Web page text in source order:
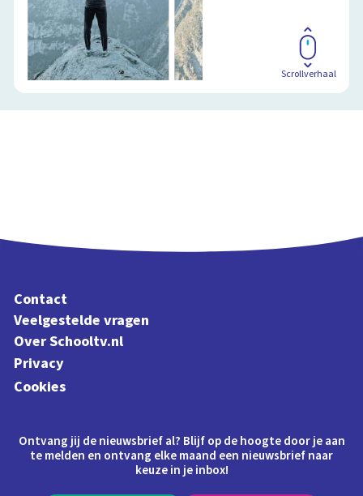
Scrollverhaal
Contact
Veelgestelde vragen
Over Schooltv.nl
Privacy
Cookies
Ontvang jij de nieuwsbrief al? Blijf op de hoogte door je aan
te melden en ontvang elke maand een nieuwsbrief naar
keuze in je inbox!